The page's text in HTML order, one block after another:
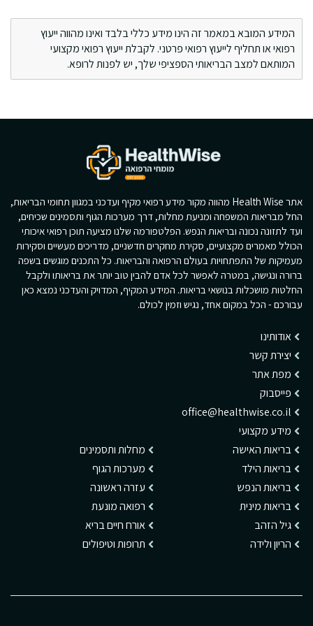
המידע המובא במאמר זה הינו מידע כללי בלבד ואינו מהווה ייעוץ
רפואי או תחליף לייעוץ רפואי פרטני. לקבלת ייעוץ רפואי מקצועי
המותאם למצב הבריאותי הספציפי שלך, יש לפנות לרופא.
אתר Health Wise מהווה מקור מידע רפואי מקיף ועדכני במגוון תחומי הבריאות,
החל מבריאות המשפחה ומניעת מחלות, דרך מערכות הגוף ותסמינים שכיחים,
ועד לתזונה נכונה ובריאות הנפש. הפלטפורמה שלנו מציעה תוכן רפואי איכותי
הכולל מאמרים מקצועיים, סקירת מחקרים חדשניים, מדריכים מעשיים וסקירות
מעמיקות של התפתחויות בעולם הרפואה והבריאות. כל התכנים מוגשים בשפה
ברורה ונגישה, במטרה לאפשר לכל אדם להבין טוב יותר את בריאותו ולקבל
החלטות מושכלות בנושאי בריאות. המידע המקיף, המדויק והעדכני נמצא כאן
עבורכם - הכל במקום אחד, נגיש וזמין לכולם.
אודותינו
יצירת קשר
מפת אתר
פייסבוק
office@healthwise.co.il
מידע מקצועי
בריאות האישה
בריאות הילד
בריאות הנפש
בריאות מינית
גיל הזהב
הריון ולידה
מחלות ותסמינים
מערכות הגוף
עזרה ראשונה
רפואה מונעת
אורח חיים בריא
תרופות וטיפולים